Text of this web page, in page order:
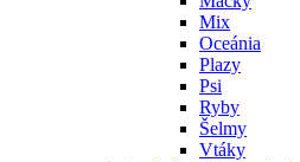
Mix
Oceánia
Plazy
Psi
Ryby
Šelmy
Vtáky